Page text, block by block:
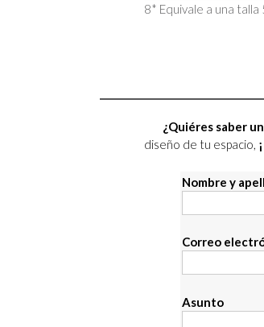
8* Equivale a una
¿Quiéres saber
diseño de tu espacio,
Nombre y
Correo
Asunto